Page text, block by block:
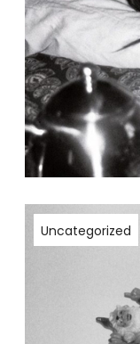
Uncategorized